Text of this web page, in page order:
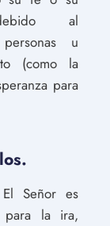
al
u
(como la
para
Señor es
para la ira,